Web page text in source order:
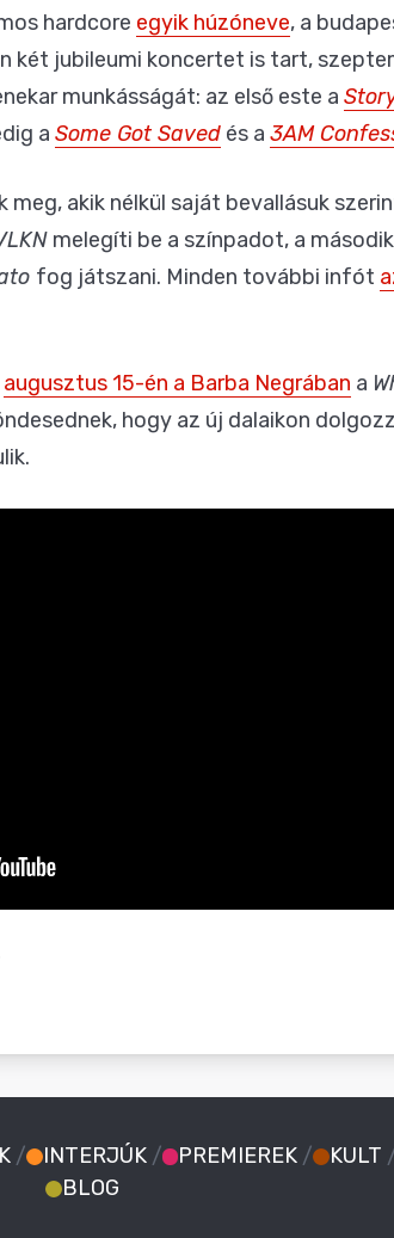
hardcore egyik húzóneve, a
két jubileumi koncertet is tart,
munkásságát: az első este a
a Some Got Saved és a 3AM
akik nélkül saját bevallásuk
melegíti be a színpadot, a
fog játszani. Minden további infót
augusztus 15-én a Barba Negrában a
hogy az új dalaikon
/ INTERJÚK / PREMIEREK / KULT
BLOG